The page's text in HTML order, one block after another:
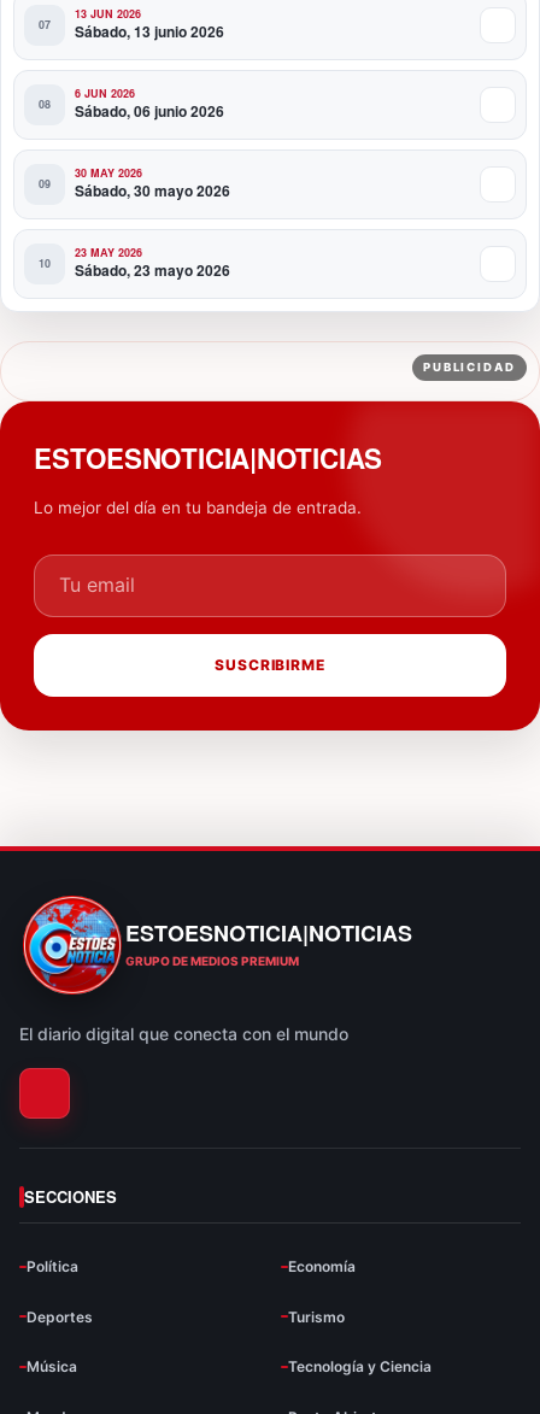
13 JUN 2026
Sábado, 13 junio 2026
6 JUN 2026
Sábado, 06 junio 2026
30 MAY 2026
Sábado, 30 mayo 2026
23 MAY 2026
Sábado, 23 mayo 2026
PUBLICIDAD
ESTOESNOTICIA|NOTICIAS
Lo mejor del día en tu bandeja de entrada.
Tu email
SUSCRIBIRME
ESTOESNOTICIA|NOTICIAS
ESTOESNOTICIA|NOTICIAS
GRUPO DE MEDIOS PREMIUM
El diario digital que conecta con el mundo
SECCIONES
Política Economía
Deportes Turismo
Música Tecnología y Ciencia